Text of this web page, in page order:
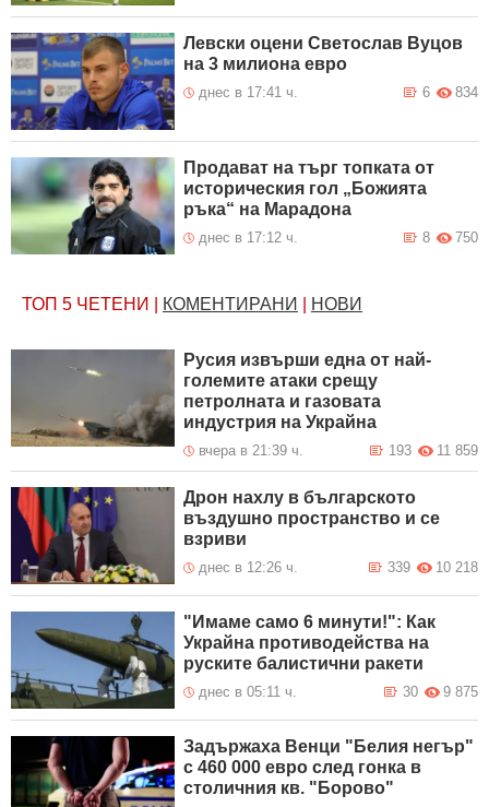
Левски оцени Светослав Вуцов
на 3 милиона евро
днес в 17:41 ч. 834
6
Продават на търг топката от
историческия гол „Божията
ръка“ на Марадона
днес в 17:12 ч. 750
8
ТОП 5 ЧЕТЕНИ КОМЕНТИРАНИ НОВИ
Русия извърши една от най-
големите атаки срещу
петролната и газовата
индустрия на Украйна
вчера в 21:39 ч. 11 859
193
Дрон нахлу в българското
въздушно пространство и се
взриви
днес в 12:26 ч. 10 218
339
"Имаме само 6 минути!": Как
Украйна противодейства на
руските балистични ракети
днес в 05:11 ч. 9 875
30
Задържаха Венци "Белия негър"
с 460 000 евро след гонка в
столичния кв. "Борово"